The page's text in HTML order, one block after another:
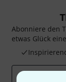
Abonniere den
etwas Glück